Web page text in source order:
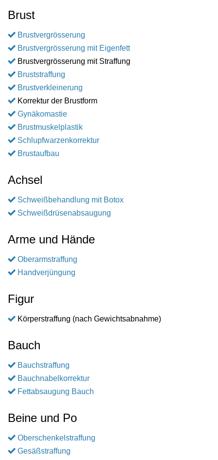
Brust
Brustvergrösserung
Brustvergrösserung mit Eigenfett
Brustvergrösserung mit Straffung
Bruststraffung
Brustverkleinerung
Korrektur der Brustform
Gynäkomastie
Brustmuskelplastik
Schlupfwarzenkorrektur
Brustaufbau
Achsel
Schweißbehandlung mit Botox
Schweißdrüsenabsaugung
Arme und Hände
Oberarmstraffung
Handverjüngung
Figur
Körperstraffung (nach Gewichtsabnahme)
Bauch
Bauchstraffung
Bauchnabelkorrektur
Fettabsaugung Bauch
Beine und Po
Oberschenkelstraffung
Gesäßstraffung